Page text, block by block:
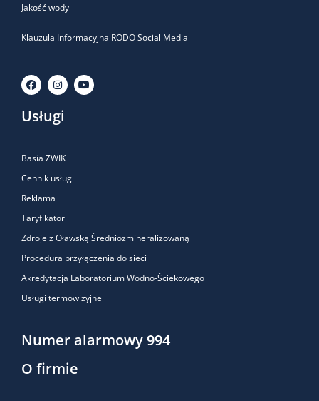
Jakość wody
Klauzula Informacyjna RODO Social Media
Usługi
Basia ZWIK
Cennik usług
Reklama
Taryfikator
Zdroje z Oławską Średniozmineralizowaną
Procedura przyłączenia do sieci
Akredytacja Laboratorium Wodno-Ściekowego
Usługi termowizyjne
Numer alarmowy 994
O firmie